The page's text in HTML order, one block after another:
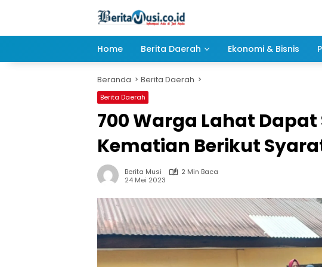
Home Berita Daerah Ekonomi & Bisnis
Beranda Berita Daerah
Berita Daerah
700 Warga Lahat
Kematian Berikut
Berita Musi
2 Min Baca
24 Mei 2023